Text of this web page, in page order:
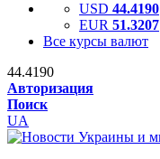
USD 44.4190
EUR 51.3207
Все курсы валют
44.4190
Авторизация
Поиск
UA